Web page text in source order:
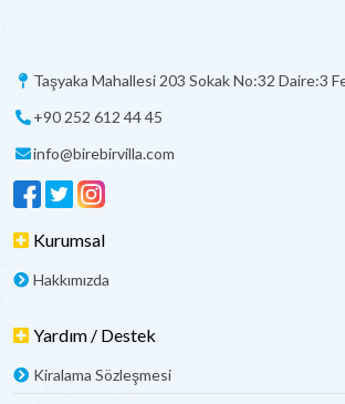
Taşyaka Mahallesi 203 Sokak No:32 Daire:3
+90 252 612 44 45
info@birebirvilla.com
Kurumsal
Hakkımızda
Yardım / Destek
Kiralama Sözleşmesi